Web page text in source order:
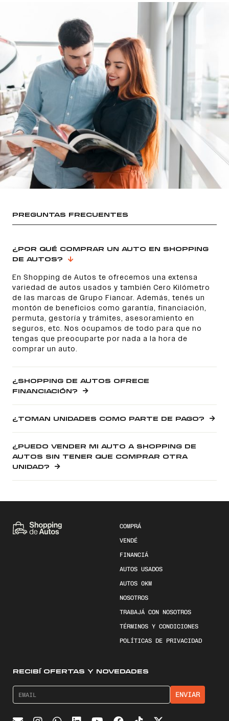
PREGUNTAS FRECUENTES
¿POR QUÉ COMPRAR UN AUTO EN SHOPPING
DE AUTOS?
En Shopping de Autos te ofrecemos una extensa
variedad de autos usados y también Cero Kilómetro
de las marcas de Grupo Fiancar. Además, tenés un
montón de beneficios como garantía, financiación,
permuta, gestoría y trámites, asesoramiento en
seguros, etc. Nos ocupamos de todo para que no
tengas que preocuparte por nada a la hora de
comprar un auto.
¿SHOPPING DE AUTOS OFRECE
FINANCIACIÓN?
¿TOMAN UNIDADES COMO PARTE DE PAGO?
¿PUEDO VENDER MI AUTO A SHOPPING DE
AUTOS SIN TENER QUE COMPRAR OTRA
UNIDAD?
COMPRÁ
VENDÉ
FINANCIÁ
AUTOS USADOS
AUTOS 0KM
NOSOTROS
TRABAJÁ CON NOSOTROS
TÉRMINOS Y CONDICIONES
POLÍTICAS DE PRIVACIDAD
RECIBÍ OFERTAS Y NOVEDADES